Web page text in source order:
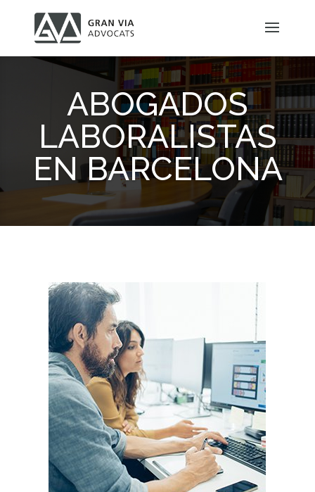
ABOGADOS
LABORALISTAS
EN BARCELONA